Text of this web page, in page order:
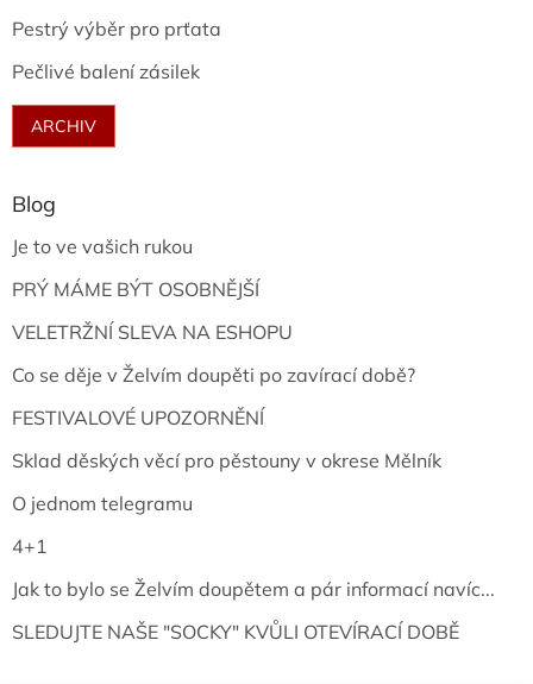
Pestrý výběr pro prťata
Pečlivé balení zásilek
ARCHIV
Blog
Je to ve vašich rukou
PRÝ MÁME BÝT OSOBNĚJŠÍ
VELETRŽNÍ SLEVA NA ESHOPU
Co se děje v Želvím doupěti po zavírací době?
FESTIVALOVÉ UPOZORNĚNÍ
Sklad děských věcí pro pěstouny v okrese Mělník
O jednom telegramu
4+1
Jak to bylo se Želvím doupětem a pár informací navíc...
SLEDUJTE NAŠE "SOCKY" KVŮLI OTEVÍRACÍ DOBĚ